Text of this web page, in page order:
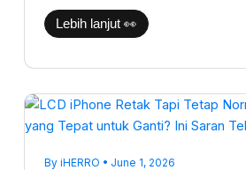
IC
Display?
Mari
Lihat
Lebih lanjut 👀
By iHERRO • June 1, 2026
LCD
iPhone
Retak
Tapi
Normal,